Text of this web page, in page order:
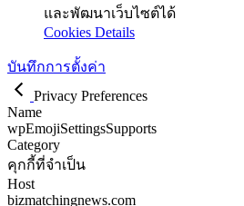
และพัฒนาเว็บไซต์ได้
Cookies Details
บันทึกการตั้งค่า
Privacy Preferences
Name
wpEmojiSettingsSupports
Category
คุกกี้ที่จำเป็น
Host
bizmatchingnews.com